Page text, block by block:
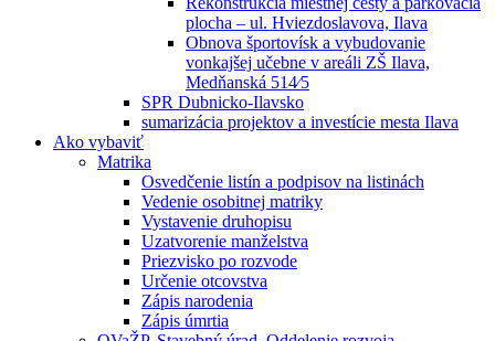
plocha – ul. Hviezdoslavova, Ilava
Obnova športovísk a vybudovanie
vonkajšej učebne v areáli ZŠ Ilava,
Medňanská 514⁄5
SPR Dubnicko-Ilavsko
sumarizácia projektov a investície mesta Ilava
Ako vybaviť
Matrika
Osvedčenie listín a podpisov na listinách
Vedenie osobitnej matriky
Vystavenie druhopisu
Uzatvorenie manželstva
Priezvisko po rozvode
Určenie otcovstva
Zápis narodenia
Zápis úmrtia